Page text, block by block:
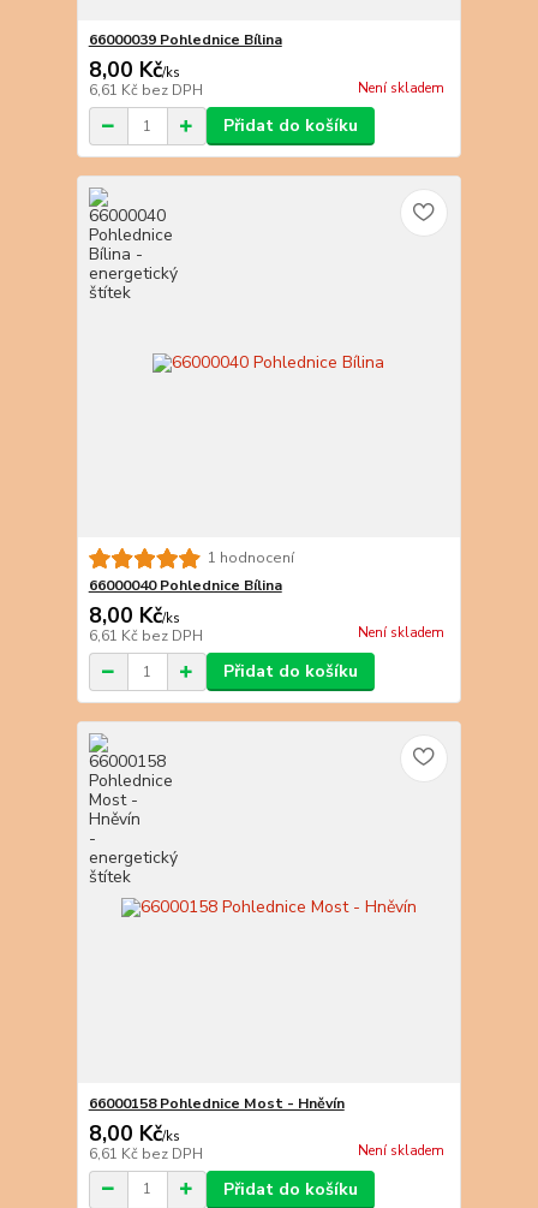
66000039 Pohlednice Bílina
8,00 Kč/ks
6,61 Kč bez DPH Není skladem
Přidat do košíku
1 hodnocení
66000040 Pohlednice Bílina
8,00 Kč/ks
6,61 Kč bez DPH Není skladem
Přidat do košíku
66000158 Pohlednice Most - Hněvín
8,00 Kč/ks
6,61 Kč bez DPH Není skladem
Přidat do košíku